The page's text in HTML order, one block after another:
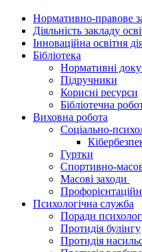
Нормативно-правове
Діяльність закладу
Інноваційна освітня
Бібліотека
Нормативні
Підручники
Корисні ресурси
Бібліотечна
Виховна робота
Соціально-
Гуртки
Спортивно-
Масові заходи
Психологічна служба
Поради
Протидія булінгу
Протидія